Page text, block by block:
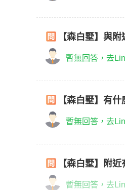
【森白墅】與
暫無回答，去
【森白墅】有
暫無回答，去
【森白墅】附
暫無回答，去